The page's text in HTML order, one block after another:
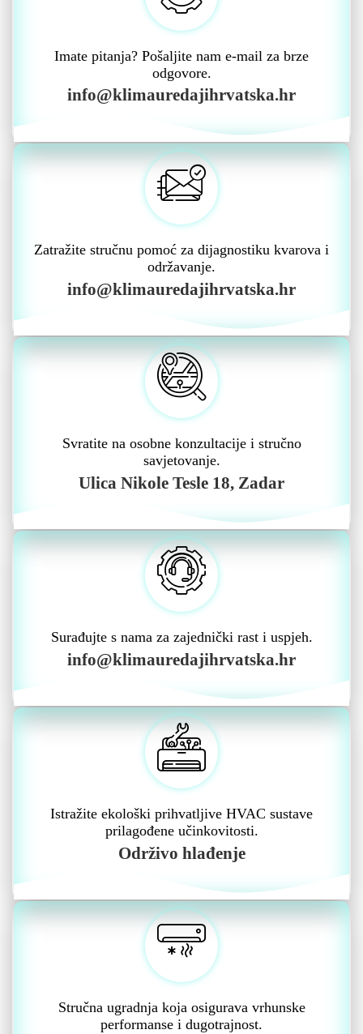
Imate pitanja? Pošaljite nam e-mail za brze
odgovore.
info@klimauredajihrvatska.hr
Zatražite stručnu pomoć za dijagnostiku kvarova i
održavanje.
info@klimauredajihrvatska.hr
Svratite na osobne konzultacije i stručno
savjetovanje.
Ulica Nikole Tesle 18, Zadar
Surađujte s nama za zajednički rast i uspjeh.
info@klimauredajihrvatska.hr
Istražite ekološki prihvatljive HVAC sustave
prilagođene učinkovitosti.
Održivo hlađenje
Stručna ugradnja koja osigurava vrhunske
performanse i dugotrajnost.